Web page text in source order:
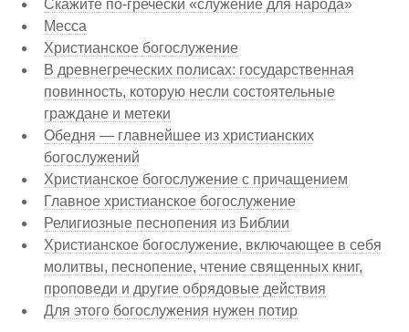
Скажите по-гречески «служение для народа»
Месса
Христианское богослужение
В древнегреческих полисах: государственная
повинность, которую несли состоятельные
граждане и метеки
Обедня — главнейшее из христианских
богослужений
Христианское богослужение с причащением
Главное христианское богослужение
Религиозные песнопения из Библии
Христианское богослужение, включающее в себя
молитвы, песнопение, чтение священных книг,
проповеди и другие обрядовые действия
Для этого богослужения нужен потир